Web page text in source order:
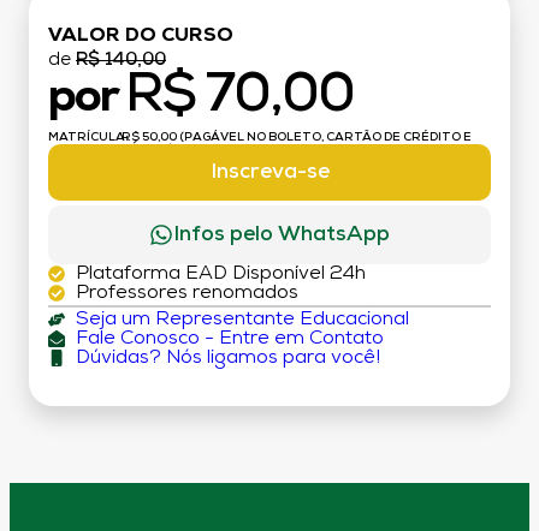
VALOR DO CURSO
de R$ 140,00
por R$ 70,00
MATRÍCULA:R$ 50,00 (PAGÁVEL NO BOLETO, CARTÃO DE CRÉDITO E
Inscreva-se
Infos pelo WhatsApp
Plataforma EAD Disponível 24h
Professores renomados
Seja um Representante Educacional
Fale Conosco - Entre em Contato
Dúvidas? Nós ligamos para você!